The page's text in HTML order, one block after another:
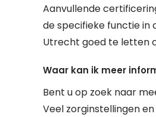
Aanvullende
de specifieke functie in
Utrecht goed te letten
Waar kan ik meer
Bent u op zoek naar
Veel zorginstellingen